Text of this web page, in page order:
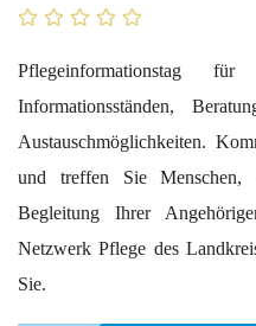
Pflegeinformationstag
Informationsständen,
Austauschmöglichkeiten.
und treffen Sie
Begleitung Ihrer
Netzwerk Pflege des
Sie.